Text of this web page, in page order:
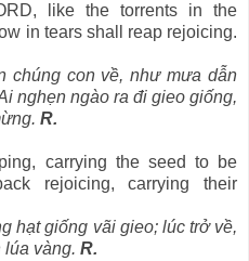
like the torrents in the
in tears shall reap rejoicing.
chúng con về, như mưa dẫn
nghẹn ngào ra đi gieo giống,
R.
carrying the seed to be
rejoicing, carrying their
hạt giống vãi gieo; lúc trở về,
lúa vàng. R.